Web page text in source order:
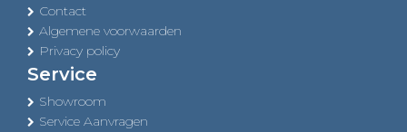
Contact
Algemene voorwaarden
Privacy policy
Service
Showroom
Service Aanvragen